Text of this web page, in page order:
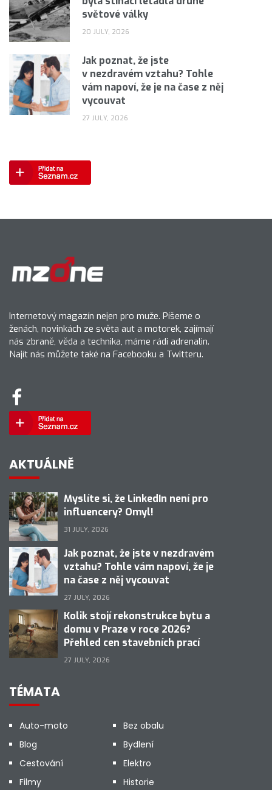
světové války
20 JULY, 2026
Jak poznat, že jste
v nezdravém vztahu? Tohle
vám napoví, že je na čase z něj
vycouvat
27 JULY, 2026
Internetový magazín nejen pro muže. Píšeme o
ženách, novinkách ze světa aut a motorek, zajímají
nás zbraně, věda a technika, máme rádi adrenalin.
Najít nás můžete také na Facebooku a Twitteru.
AKTUÁLNĚ
Myslíte si, že LinkedIn není pro
influencery? Omyl!
31 JULY, 2026
Jak poznat, že jste v nezdravém
vztahu? Tohle vám napoví, že je
na čase z něj vycouvat
27 JULY, 2026
Kolik stojí rekonstrukce bytu a
domu v Praze v roce 2026?
Přehled cen stavebních prací
27 JULY, 2026
TÉMATA
Auto-moto
Bez obalu
Blog
Bydlení
Cestování
Elektro
Filmy
Historie